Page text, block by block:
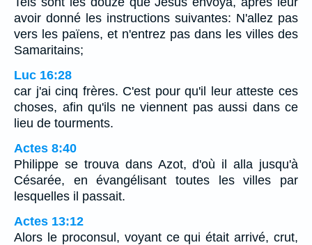
avoir donné les instructions suivantes: N'allez pas
vers les païens, et n'entrez pas dans les villes des
Samaritains;
Luc 16:28
car j'ai cinq frères. C'est pour qu'il leur atteste ces
choses, afin qu'ils ne viennent pas aussi dans ce
lieu de tourments.
Actes 8:40
Philippe se trouva dans Azot, d'où il alla jusqu'à
Césarée, en évangélisant toutes les villes par
lesquelles il passait.
Actes 13:12
Alors le proconsul, voyant ce qui était arrivé, crut,